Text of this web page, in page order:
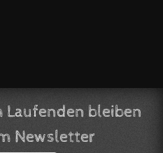
Laufenden bleiben
Newsletter